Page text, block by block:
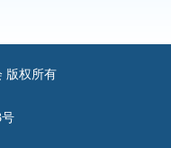
版权所有